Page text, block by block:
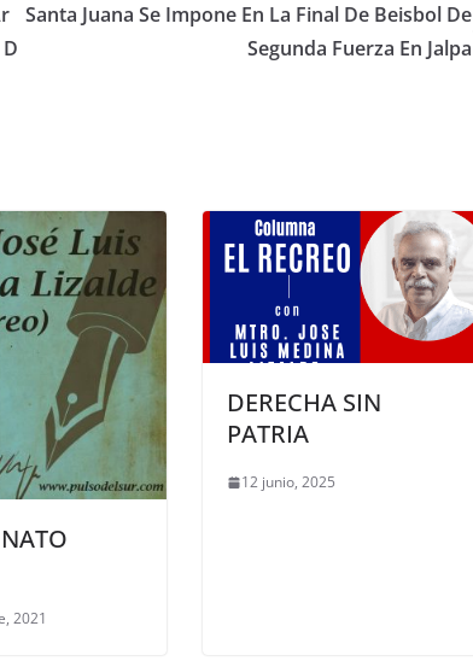
Santa Juana Se Impone En La Final De Beisbol De
Segunda Fuerza En Jalpa
2021
DERECHA SIN
PATRIA
12 junio, 2025